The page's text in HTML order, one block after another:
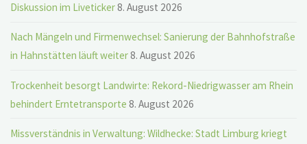
Diskussion im Liveticker8. August 2026
Nach Mängeln und Firmenwechsel: Sanierung der Bahnhofstraße
in Hahnstätten läuft weiter8. August 2026
Trockenheit besorgt Landwirte: Rekord-Niedrigwasser am Rhein
behindert Erntetransporte 8. August 2026
Missverständnis in Verwaltung: Wildhecke: Stadt Limburg kriegt